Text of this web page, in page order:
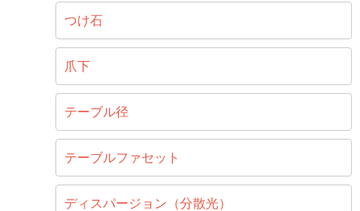
つけ石
爪下
テーブル径
テーブルファセット
ディスパージョン（分散光）